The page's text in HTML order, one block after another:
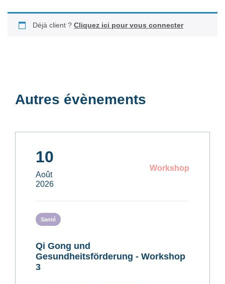
Déjà client ?Cliquez ici pour vous connecter
Autres évènements
10
Août
2026
Workshop
Santé
Qi Gong und
Gesundheitsförderung - Workshop
3